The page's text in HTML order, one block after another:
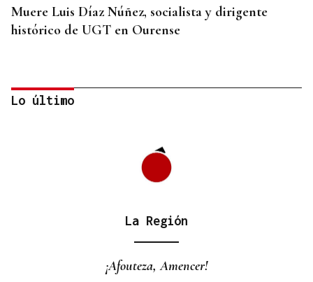
Muere Luis Díaz Núñez, socialista y dirigente
histórico de UGT en Ourense
entrada a las termas de Outariz
Lo último
La Región
¡Afouteza, Amencer!